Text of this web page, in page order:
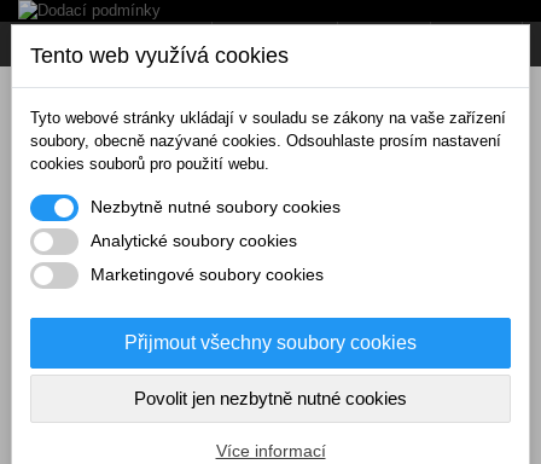
Košík (prázdný)
Tento web využívá cookies
Tyto webové stránky ukládají v souladu se zákony na vaše zařízení
soubory, obecně nazývané cookies. Odsouhlaste prosím nastavení
cookies souborů pro použití webu.
Nezbytně nutné soubory cookies
Analytické soubory cookies
Marketingové soubory cookies
Přijmout všechny soubory cookies
Povolit jen nezbytně nutné cookies
Více informací